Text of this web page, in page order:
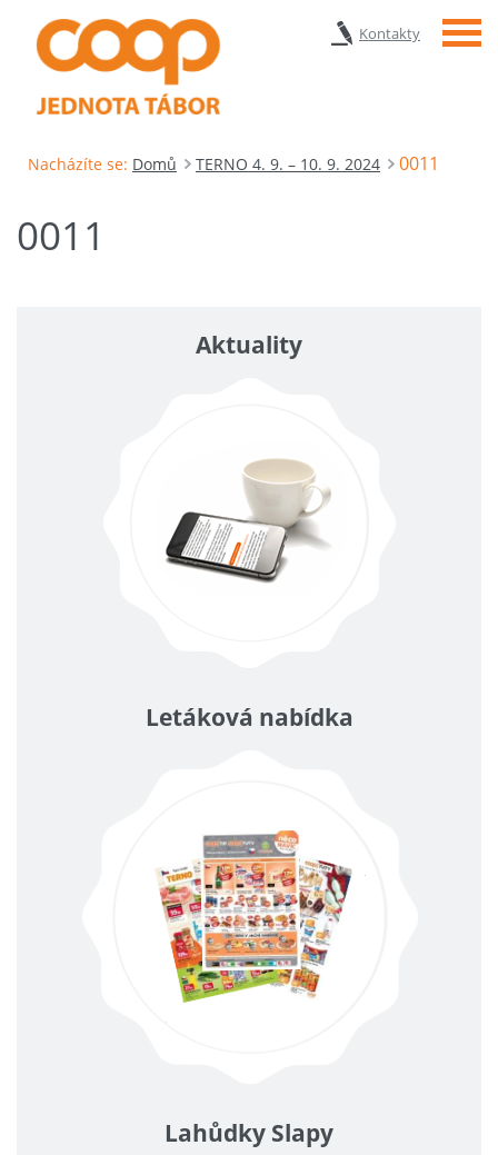
Kontakty Menu
Nacházíte se: Domů TERNO 4. 9. – 10. 9. 2024 0011
0011
Aktuality
Letáková nabídka
Lahůdky Slapy